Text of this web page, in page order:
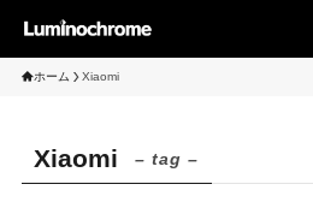
ホーム Xiaomi
Xiaomi – tag –